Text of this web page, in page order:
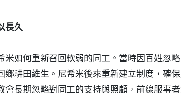
長久
米如何重新召回軟弱的同工。當時因百姓忽
鄉耕田維生。尼希米後來重新建立制度，確
會長期忽略對同工的支持與照顧，前線服事